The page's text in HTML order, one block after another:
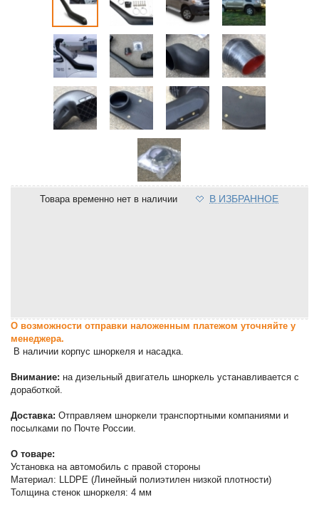
Товара временно нет в наличии В ИЗБРАННОЕ
О возможности отправки наложенным платежом уточняйте у
менеджера.
В наличии корпус шноркеля и насадка.
Внимание: на дизельный двигатель шноркель устанавливается с
доработкой.
Доставка:Отправляем шноркели транспортными компаниями и
посылками по Почте России.
О товаре:
Установка на автомобиль с правой стороны
Материал: LLDPE (Линейный полиэтилен низкой плотности)
Толщина стенок шноркеля: 4 мм